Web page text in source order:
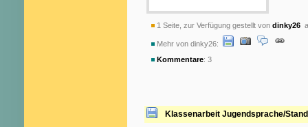
1 Seite, zur Verfügung gestellt von dinky26
Mehr von dinky26:
Kommentare: 3
Klassenarbeit Jugendsprache/